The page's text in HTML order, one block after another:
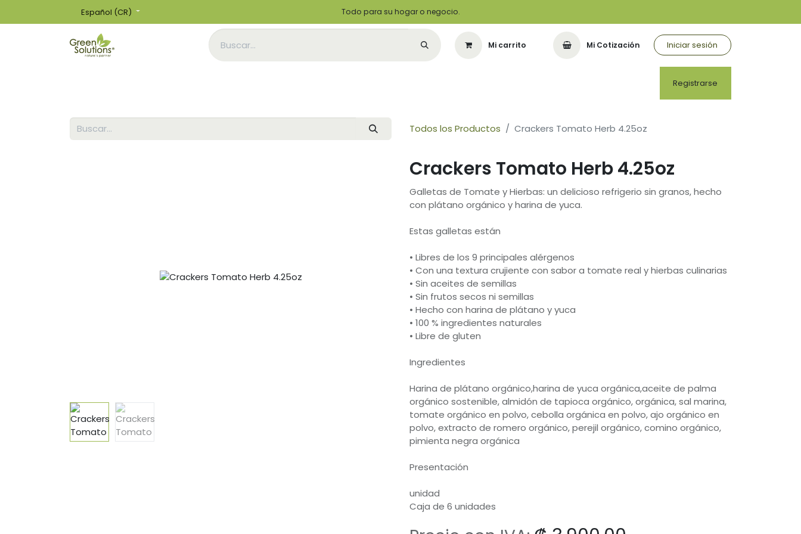
Español (CR) Todo para su hogar o negocio.
Mi carrito Mi Cotización Iniciar sesión
Registrarse
Todos los Productos Crackers Tomato Herb 4.25oz
Crackers Tomato Herb 4.25oz
Galletas de Tomate y Hierbas: un delicioso refrigerio sin granos, hecho
con plátano orgánico y harina de yuca.
Estas galletas están
• Libres de los 9 principales alérgenos
• Con una textura crujiente con sabor a tomate real y hierbas culinarias
• Sin aceites de semillas
• Sin frutos secos ni semillas
• Hecho con harina de plátano y yuca
• 100 % ingredientes naturales
• Libre de gluten
Ingredientes
Harina de plátano orgánico,harina de yuca orgánica,aceite de palma
orgánico sostenible, almidón de tapioca orgánico, orgánica, sal marina,
tomate orgánico en polvo, cebolla orgánica en polvo, ajo orgánico en
polvo, extracto de romero orgánico, perejil orgánico, comino orgánico,
pimienta negra orgánica
Presentación
unidad
Caja de 6 unidades